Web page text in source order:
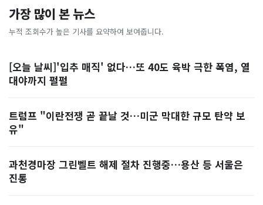
가장 많이 본 뉴스
누적 조회수가 높은 기사를 요약하여 보여줍니다.
[오늘 날씨]'입추 매직' 없다…또 40도 육박 극한 폭염, 열
대야까지 펄펄
트럼프 "이란전쟁 곧 끝날 것…미군 막대한 규모 탄약 보
유"
과천경마장 그린벨트 해제 절차 진행중…용산 등 서울은
진통